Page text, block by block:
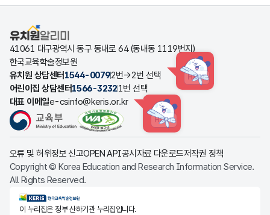
유치원알리미
41061 대구광역시 동구 동내로 64 (동내동 1119번지)
한국교육학술정보원
유치원 상담센터 1544-00792번→2번 선택 HINT
어린이집 상담센터1566-32321번 선택
대표 이메일e-csinfo@keris.or.kr
HINT
오류 및 허위정보 신고OPEN API공시자료 다운로드저작권 정책
Copyright © Korea Education and Research Information Service.
All Rights Reserved.
KERIS한국교육학술정보원
이 누리집은 정부 산하기관 누리집입니다.